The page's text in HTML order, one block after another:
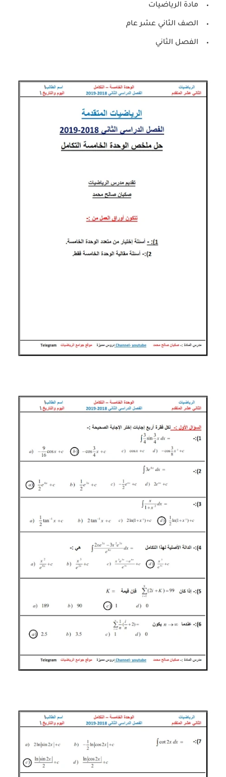
مادة الرياضيات
الصف الثاني عشر عام
الفصل الثاني